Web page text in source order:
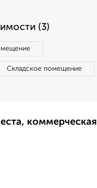
(3)
Складское помещение
коммерческая